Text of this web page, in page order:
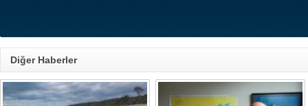
Diğer Haberler